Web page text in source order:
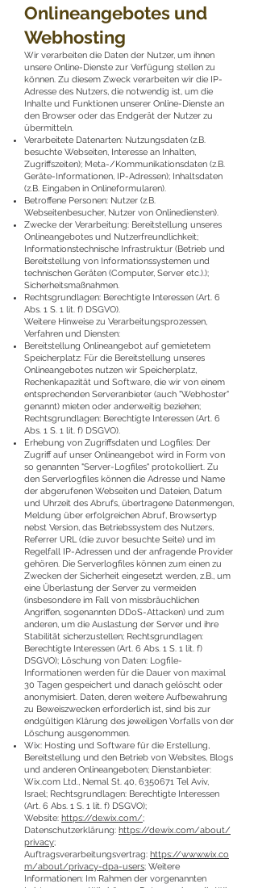
Onlineangebotes und
Webhosting
Wir verarbeiten die Daten der Nutzer, um ihnen
unsere Online-Dienste zur Verfügung stellen zu
können. Zu diesem Zweck verarbeiten wir die IP-
Adresse des Nutzers, die notwendig ist, um die
Inhalte und Funktionen unserer Online-Dienste an
den Browser oder das Endgerät der Nutzer zu
übermitteln.
Verarbeitete Datenarten: Nutzungsdaten (z.B.
besuchte Webseiten, Interesse an Inhalten,
Zugriffszeiten); Meta-/Kommunikationsdaten (z.B.
Geräte-Informationen, IP-Adressen); Inhaltsdaten
(z.B. Eingaben in Onlineformularen).
Betroffene Personen: Nutzer (z.B.
Webseitenbesucher, Nutzer von Onlinediensten).
Zwecke der Verarbeitung: Bereitstellung unseres
Onlineangebotes und Nutzerfreundlichkeit;
Informationstechnische Infrastruktur (Betrieb und
Bereitstellung von Informationssystemen und
technischen Geräten (Computer, Server etc.).);
Sicherheitsmaßnahmen.
Rechtsgrundlagen: Berechtigte Interessen (Art. 6
Abs. 1 S. 1 lit. f) DSGVO).
Weitere Hinweise zu Verarbeitungsprozessen,
Verfahren und Diensten:
Bereitstellung Onlineangebot auf gemietetem
Speicherplatz: Für die Bereitstellung unseres
Onlineangebotes nutzen wir Speicherplatz,
Rechenkapazität und Software, die wir von einem
entsprechenden Serveranbieter (auch "Webhoster"
genannt) mieten oder anderweitig beziehen;
Rechtsgrundlagen: Berechtigte Interessen (Art. 6
Abs. 1 S. 1 lit. f) DSGVO).
Erhebung von Zugriffsdaten und Logfiles: Der
Zugriff auf unser Onlineangebot wird in Form von
so genannten "Server-Logfiles" protokolliert. Zu
den Serverlogfiles können die Adresse und Name
der abgerufenen Webseiten und Dateien, Datum
und Uhrzeit des Abrufs, übertragene Datenmengen,
Meldung über erfolgreichen Abruf, Browsertyp
nebst Version, das Betriebssystem des Nutzers,
Referrer URL (die zuvor besuchte Seite) und im
Regelfall IP-Adressen und der anfragende Provider
gehören. Die Serverlogfiles können zum einen zu
Zwecken der Sicherheit eingesetzt werden, z.B., um
eine Überlastung der Server zu vermeiden
(insbesondere im Fall von missbräuchlichen
Angriffen, sogenannten DDoS-Attacken) und zum
anderen, um die Auslastung der Server und ihre
Stabilität sicherzustellen; Rechtsgrundlagen:
Berechtigte Interessen (Art. 6 Abs. 1 S. 1 lit. f)
DSGVO); Löschung von Daten: Logfile-
Informationen werden für die Dauer von maximal
30 Tagen gespeichert und danach gelöscht oder
anonymisiert. Daten, deren weitere Aufbewahrung
zu Beweiszwecken erforderlich ist, sind bis zur
endgültigen Klärung des jeweiligen Vorfalls von der
Löschung ausgenommen.
Wix: Hosting und Software für die Erstellung,
Bereitstellung und den Betrieb von Websites, Blogs
und anderen Onlineangeboten; Dienstanbieter:
Wix.com Ltd., Nemal St. 40, 6350671 Tel Aviv,
Israel; Rechtsgrundlagen: Berechtigte Interessen
(Art. 6 Abs. 1 S. 1 lit. f) DSGVO);
Website: https://de.wix.com/;
Datenschutzerklärung: https://de.wix.com/about/
privacy;
Auftragsverarbeitungsvertrag: https://www.wix.co
m/about/privacy-dpa-users; Weitere
Informationen: Im Rahmen der vorgenannten